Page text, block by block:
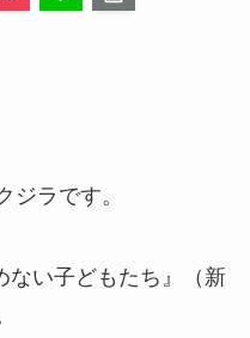
ジラです。
ない子どもたち』（新